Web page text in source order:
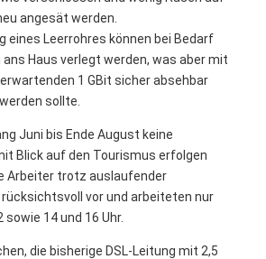
angesät werden.
eines Leerrohres können bei Bedarf
Haus verlegt werden, was aber mit
1 GBit sicher absehbar
sollte.
Juni bis Ende August keine
Blick auf den Tourismus erfolgen
Arbeiter trotz auslaufender
vor und arbeiteten nur
14 und 16 Uhr.
die bisherige DSL-Leitung mit 2,5